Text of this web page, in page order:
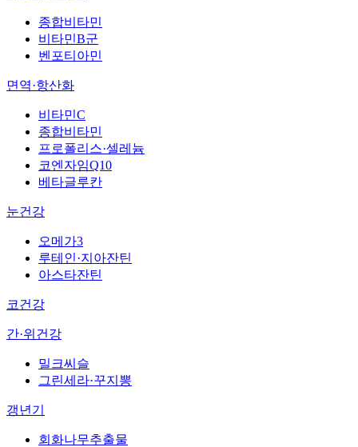
종합비타민
비타민B군
벤포티아민
면역·항산화
비타민C
종합비타민
프로폴리스·셀레늄
코엔자임Q10
베타글루칸
눈건강
오메가3
루테인·지아잔틴
아스타잔틴
코건강
간·위건강
밀크씨슬
그린세라·꾸지뽕
갱년기
회화나무추출물